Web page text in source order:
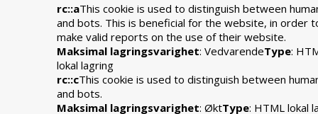
rc::aThis cookie is used to distinguish between
and bots. This is beneficial for the website, in order
make valid reports on the use of their website.
Maksimal lagringsvarighet: VedvarendeType:
lokal lagring
rc::cThis cookie is used to distinguish between
and bots.
Maksimal lagringsvarighet: ØktType: HTML lokal